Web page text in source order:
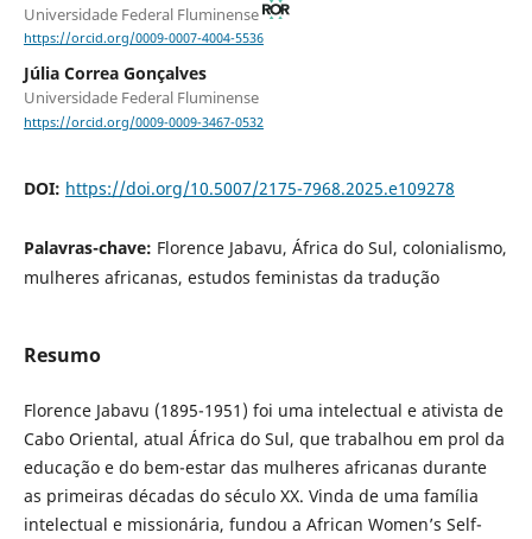
Universidade Federal Fluminense
https://orcid.org/0009-0007-4004-5536
Júlia Correa Gonçalves
Universidade Federal Fluminense
https://orcid.org/0009-0009-3467-0532
DOI: https://doi.org/10.5007/2175-7968.2025.e109278
Palavras-chave: Florence Jabavu, África do Sul, colonialismo,
mulheres africanas, estudos feministas da tradução
Resumo
Florence Jabavu (1895-1951) foi uma intelectual e ativista de
Cabo Oriental, atual África do Sul, que trabalhou em prol da
educação e do bem-estar das mulheres africanas durante
as primeiras décadas do século XX. Vinda de uma família
intelectual e missionária, fundou a African Women’s Self-